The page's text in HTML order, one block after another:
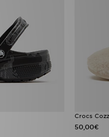
Crocs
50,00€